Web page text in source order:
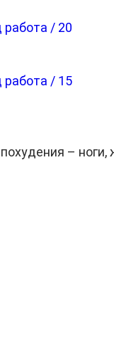
работа / 20
работа / 15